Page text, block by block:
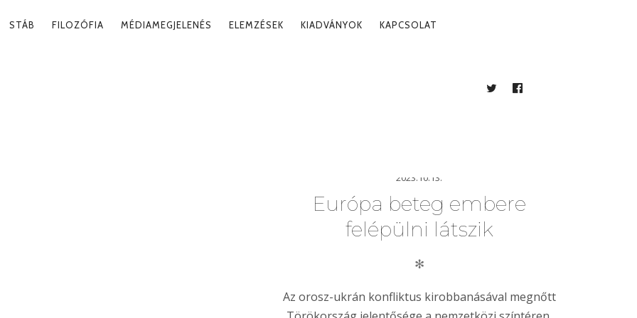
STÁB FILOZÓFIA MÉDIAMEGJELENÉS ELEMZÉSEK KIADVÁNYOK KAPCSOLAT
TWITTERFACEBOOK
2023.10.13.
Európa beteg embere
felépülni látszik
✻
Az orosz-ukrán konfliktus kirobbanásával megnőtt